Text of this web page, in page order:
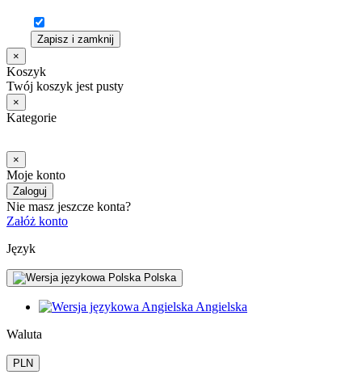
Zapisz i zamknij
×
Koszyk
Twój koszyk jest pusty
×
Kategorie
×
Moje konto
Zaloguj
Nie masz jeszcze konta?
Załóż konto
Język
Polska
Angielska
Waluta
PLN